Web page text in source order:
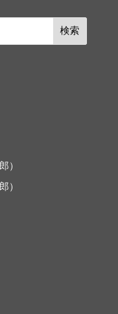
検索
）
）